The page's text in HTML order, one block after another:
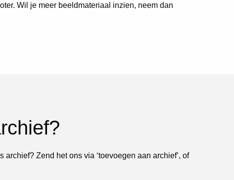
Wil je meer beeldmateriaal inzien, neem dan
Zend het ons via ‘toevoegen aan archief’, of